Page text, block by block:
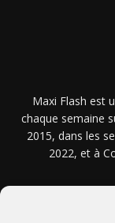
Maxi Flash est
chaque semaine
2015, dans les
2022, et à